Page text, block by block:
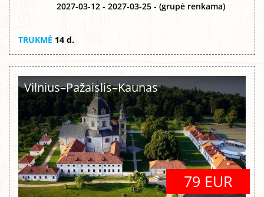
2027-03-12 - 2027-03-25 - (grupė renkama)
TRUKMĖ 14 d.
Vilnius–Pažaislis–Kaunas
79 EUR